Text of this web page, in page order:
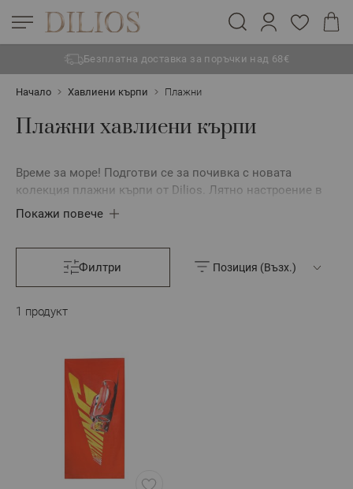
Безплатна доставка за поръчки над 68€
Начало Хавлиени кърпи Плажни
Плажни хавлиени кърпи
Време за море! Подготви се за почивка с новата
колекция плажни кърпи от Dilios. Лятно настроение в
летни цветове.
Покажи повече
Филтри
1 продукт